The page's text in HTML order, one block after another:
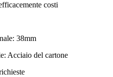
costi
38mm
Acciaio del cartone